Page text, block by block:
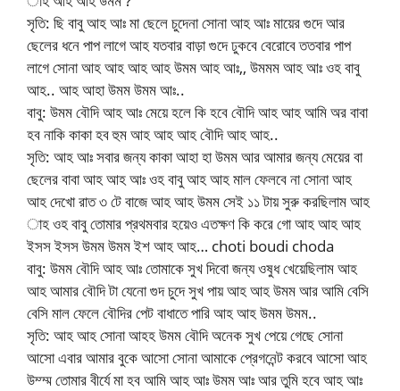
সৃতি: ছি বাবু আহ আঃ মা ছেলে চুদেনা সোনা আহ আঃ মায়ের গুদে আর
ছেলের ধনে পাপ লাগে আহ যতবার বাড়া গুদে ঢুকবে বেরোবে ততবার পাপ
লাগে সোনা আহ আহ আহ আহ উমম আহ আঃ,, উমমম আহ আঃ ওহ বাবু
আহ.. আহ আহা উমম উমম আঃ..
বাবু: উমম বৌদি আহ আঃ মেয়ে হলে কি হবে বৌদি আহ আহ আমি অর বাবা
হব নাকি কাকা হব হুম আহ আহ আহ বৌদি আহ আহ..
সৃতি: আহ আঃ সবার জন্য কাকা আহা হা উমম আর আমার জন্য মেয়ের বা
ছেলের বাবা আহ আহ আঃ ওহ বাবু আহ আহ মাল ফেলবে না সোনা আহ
আহ দেখো রাত ৩ টে বাজে আহ আহ উমম সেই ১১ টায় সুরু করছিলাম আহ
াহ ওহ বাবু তোমার প্রথমবার হয়েও এতক্ষণ কি করে গো আহ আহ আহ
ইসস ইসস উমম উমম ইশ আহ আহ… choti boudi choda
বাবু: উমম বৌদি আহ আঃ তোমাকে সুখ দিবো জন্য ওষুধ খেয়েছিলাম আহ
আহ আমার বৌদি টা যেনো গুদ চুদে সুখ পায় আহ আহ উমম আর আমি বেসি
বেসি মাল ফেলে বৌদির পেট বাধাতে পারি আহ আহ উমম উমম..
সৃতি: আহ আহ সোনা আহহ উমম বৌদি অনেক সুখ পেয়ে গেছে সোনা
আসো এবার আমার বুকে আসো সোনা আমাকে প্রেগনেন্ট করবে আসো আহ
উম্ম্ম তোমার বীর্যে মা হব আমি আহ আঃ উমম আঃ আর তুমি হবে আহ আঃ